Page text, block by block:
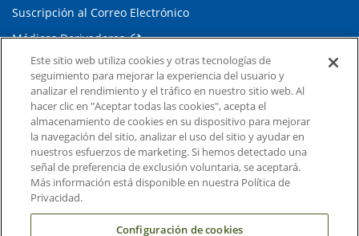
Suscripción al Correo Electrónico
Médicos Derivadores
Enlaces relacionados
Duke Cancer Institute
Duke Children's
Duke School of Medicine
Duke School of Nursing
Duke University
Este sitio web utiliza cookies y otras tecnologías de
seguimiento para mejorar la experiencia del usuario y
analizar el rendimiento y el tráfico en nuestro sitio web. Al
hacer clic en "Aceptar todas las cookies", acepta el
almacenamiento de cookies en su dispositivo para mejorar
la navegación del sitio, analizar el uso del sitio y ayudar en
nuestros esfuerzos de marketing. Si hemos detectado una
señal de preferencia de exclusión voluntaria, se aceptará.
Más información está disponible en nuestra Política de
Privacidad.
Configuración de cookies